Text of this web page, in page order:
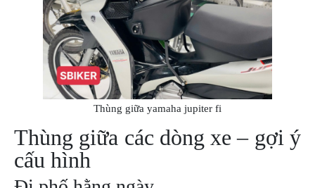
Thùng giữa yamaha jupiter fi
Thùng giữa các dòng xe – gợi ý
cấu hình